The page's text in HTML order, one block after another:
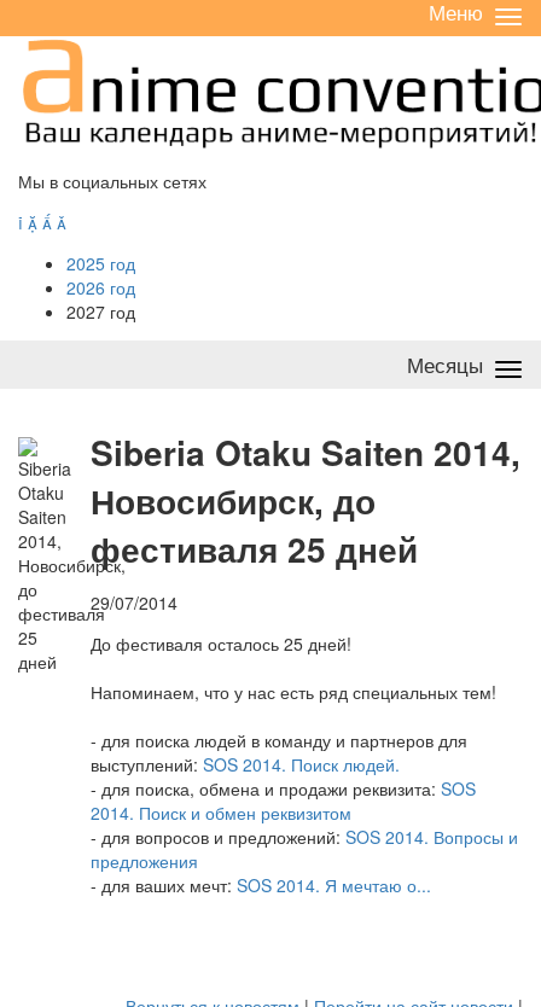
/
Меню
Мы в социальных сетях
   
2025 год
2026 год
2027 год
Месяцы
Siberia Otaku Saiten 2014,
Новосибирск, до
фестиваля 25 дней
29/07/2014
До фестиваля осталось 25 дней!
Напоминаем, что у нас есть ряд специальных тем!
- для поиска людей в команду и партнеров для
выступлений: SOS 2014. Поиск людей.
- для поиска, обмена и продажи реквизита: SOS
2014. Поиск и обмен реквизитом
- для вопросов и предложений: SOS 2014. Вопросы и
предложения
- для ваших мечт: SOS 2014. Я мечтаю о...